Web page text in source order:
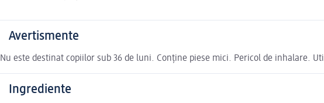
Avertismente
Nu este destinat copiilor sub 36 de luni. Conține piese mici. Pericol de inhalare.
Ingrediente